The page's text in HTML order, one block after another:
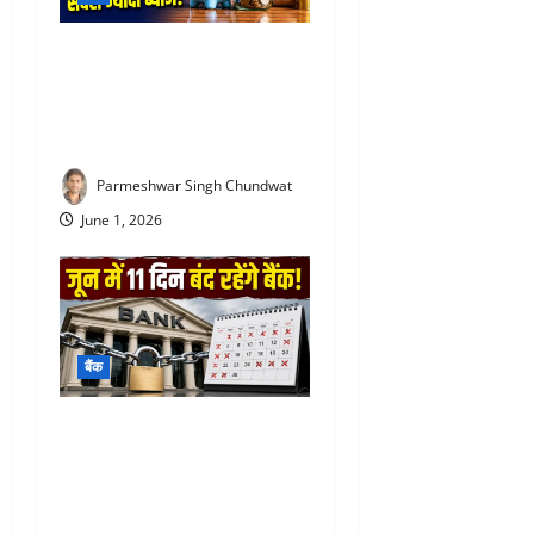
Parmeshwar Singh Chundwat
June 1, 2026
बैंक